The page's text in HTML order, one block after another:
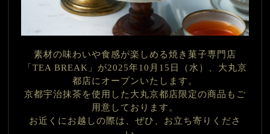
素材の味わいや食感が楽しめる焼き菓子専門店
「TEA BREAK」が2025年10月15日（水）、大丸京
都店にオープンいたします。
京都宇治抹茶を使用した大丸京都店限定の商品もご
用意しております。
お近くにお越しの際は、ぜひ、お立ち寄りくださ